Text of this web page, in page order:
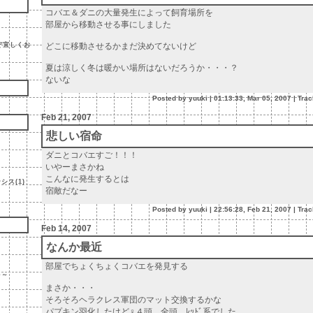
宜しくお
シス(1)
コバエ＆ダニの大量発生によって飼育場所を
部屋から移動させる事にしました
どこに移動させるかまだ決めてないけど
夏は涼しく冬は暖かい場所はないだろうか・・・？
ないな
Posted by yuuki |01:13:33, Mar 05, 2007|
Feb 21, 2007
悲しい宿命
ダニとコバエすご！！！
いやーまさかね
こんなに発生するとは
宿敵だなー
Posted by yuuki | 22:56:28, Feb 21, 2007 |
Feb 14, 2007
なんか最近
部屋でちょくちょくコバエを発見する
まさか・・・
そろそろヘラクレス軍団のマット交換するかな